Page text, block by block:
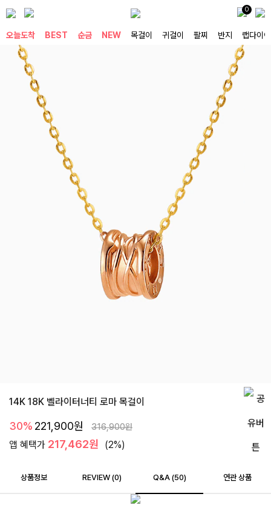
0
오늘도착 BEST 순금 NEW 목걸이 귀걸이 팔찌 반지 랩다이아
14K 18K 벨라이터너티 로마 목걸이
30% 221,900원 316,900원
앱 혜택가 217,462원 (2%)
상품정보 REVIEW (0) Q&A (50) 연관 상품